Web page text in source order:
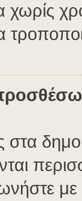
στα
με